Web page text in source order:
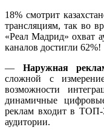
18% смотрит
трансляциям, так во
«Реал Мадрид» охват
каналов достигли 62%!
— Наружная
сложной с
возможности
динамичные
реклам входит в
аудитории.